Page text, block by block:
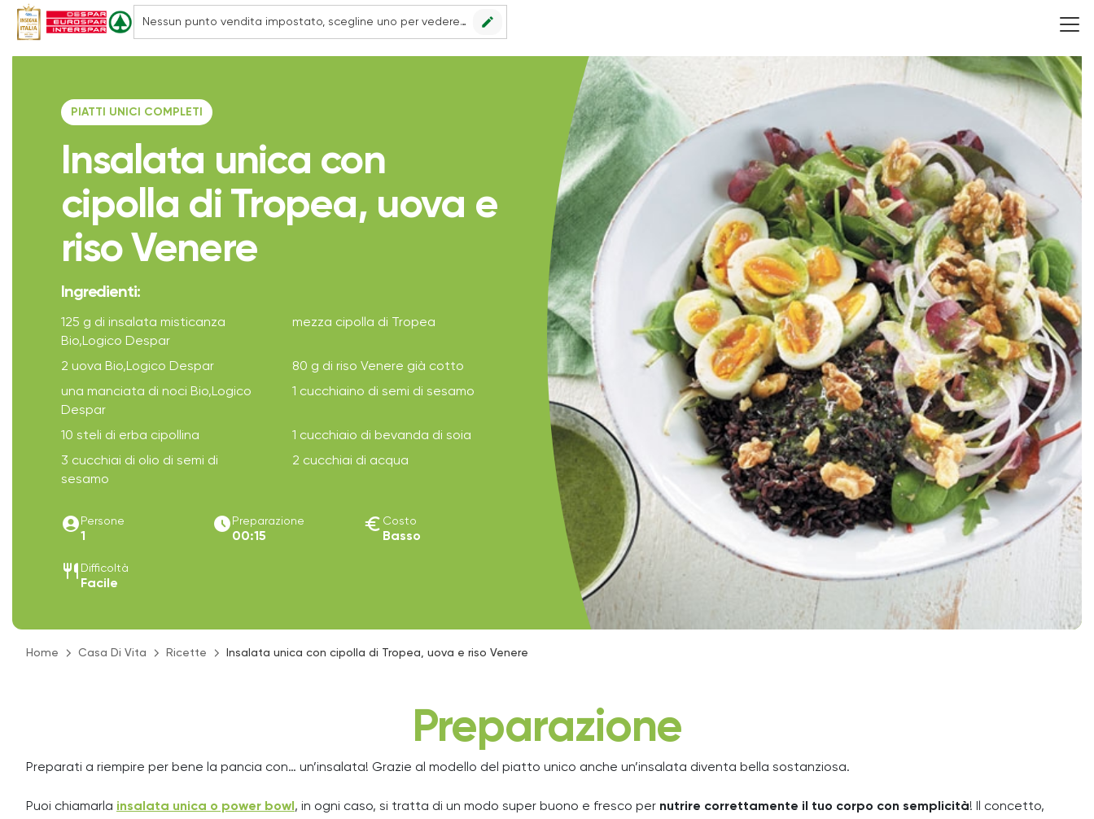
Nessun punto vendita impostato, scegline uno per vedere le offerte. edit
PIATTI UNICI COMPLETI
Insalata unica con
cipolla di Tropea, uova e
riso Venere
Ingredienti:
125 g di insalata misticanza
Bio,Logico Despar
mezza cipolla di Tropea
2 uova Bio,Logico Despar
80 g di riso Venere già cotto
una manciata di noci Bio,Logico
Despar
1 cucchiaino di semi di sesamo
10 steli di erba cipollina
1 cucchiaio di bevanda di soia
3 cucchiai di olio di semi di
sesamo
2 cucchiai di acqua
account_circle Persone
1
access_time_filled Preparazione
00:15
euro Costo
Basso
restaurant Difficoltà
Facile
Home Casa Di Vita Ricette Insalata unica con cipolla di Tropea, uova e riso Venere
Preparazione
Preparati a riempire per bene la pancia con… un’insalata! Grazie al modello del piatto unico anche un’insalata diventa bella sostanziosa.
Puoi chiamarla insalata unica o power bowl , in ogni caso, si tratta di un modo super buono e fresco per nutrire correttamente il tuo corpo con semplicità! Il concetto,